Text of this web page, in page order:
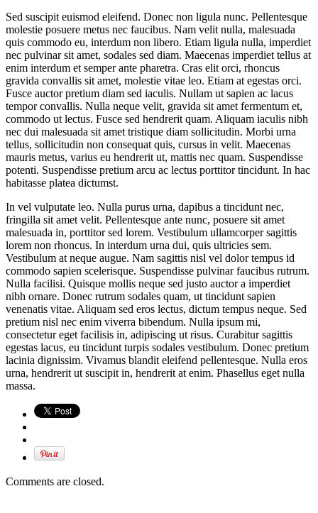
Sed suscipit euismod eleifend. Donec non ligula nunc. Pellentesque
molestie posuere metus nec faucibus. Nam velit nulla, malesuada
quis commodo eu, interdum non libero. Etiam ligula nulla, imperdiet
nec pulvinar sit amet, sodales sed diam. Maecenas imperdiet tellus at
enim interdum et semper ante pharetra. Cras elit orci, rhoncus
gravida convallis sit amet, molestie vitae leo. Etiam at egestas orci.
Fusce auctor pretium diam sed iaculis. Nullam ut sapien ac lacus
tempor convallis. Nulla neque velit, gravida sit amet fermentum et,
commodo ut lectus. Fusce sed hendrerit quam. Aliquam iaculis nibh
nec dui malesuada sit amet tristique diam sollicitudin. Morbi urna
tellus, sollicitudin non consequat quis, cursus in velit. Maecenas
mauris metus, varius eu hendrerit ut, mattis nec quam. Suspendisse
potenti. Suspendisse pretium arcu ac lectus porttitor tincidunt. In hac
habitasse platea dictumst.
In vel vulputate leo. Nulla purus urna, dapibus a tincidunt nec,
fringilla sit amet velit. Pellentesque ante nunc, posuere sit amet
malesuada in, porttitor sed lorem. Vestibulum ullamcorper sagittis
lorem non rhoncus. In interdum urna dui, quis ultricies sem.
Vestibulum at neque augue. Nam sagittis nisl vel dolor tempus id
commodo sapien scelerisque. Suspendisse pulvinar faucibus rutrum.
Nulla facilisi. Quisque mollis neque sed justo auctor a imperdiet
nibh ornare. Donec rutrum sodales quam, ut tincidunt sapien
venenatis vitae. Aliquam sed eros lectus, dictum tempus neque. Sed
pretium nisl nec enim viverra bibendum. Nulla ipsum mi,
consectetur eget facilisis in, adipiscing ut risus. Curabitur sagittis
egestas lacus, eu tincidunt turpis sodales vestibulum. Donec pretium
lacinia dignissim. Vivamus blandit eleifend pellentesque. Nulla eros
urna, hendrerit ut suscipit in, hendrerit at enim. Phasellus eget nulla
massa.
Comments are closed.